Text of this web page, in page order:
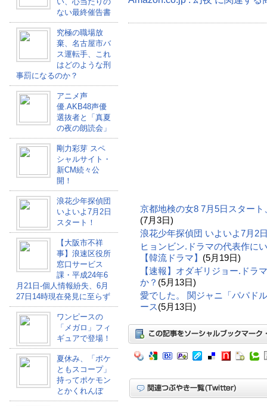
ない最終催告書
究極の職場放
棄、名古屋市バ
ス運転手、これ
はどのような刑
事罰になるのか？
アニメ声
優.AKB48声優
選抜者と「真夏
の夜の朗読会」
剛力彩芽 スペ
シャルサイト・
新CM続々公
開！
浪花少年探偵団
いよいよ7月2日
スタート！
【大阪市不祥
事】浪速区役所
窓口サービス
課・平成24年6
月21日-個人情報紛失、6月
27日14時現在発見に至らず
ワンピースの
「メガロ」フィ
ギュアで登場！
夏休み、「ポケ
ともスコープ」
持ってポケモン
とかくれんぼ
京都地検の女8 7月5日スター
(7月3日)
浪花少年探偵団 いよいよ7月2
ヒョンビン.ドラマの代表作に
【韓流ドラマ】 (5月19日)
【速報】オダギリジョー.ドラ
か？ (5月13日)
愛でした。 関ジャニ「パパド
ース(5月13日)